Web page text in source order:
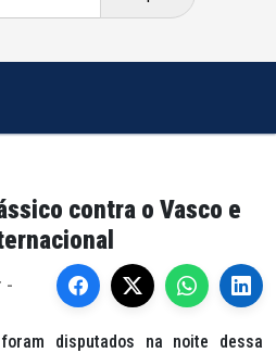
contra o Vasco e
-
disputados na noite dessa